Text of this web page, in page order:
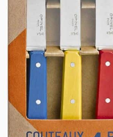
Néo Opiflex
néo6 Καρυδιά
néo6 Ελιά
néo6 Black Oak
néo6 Έβενος
Πολλαπλών
Νο 08 Horizon -